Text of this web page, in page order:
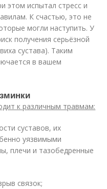
этом испытал стресс и
К счастью, это не
могли наступить. У
получения серьёзной
сустава). Таким
в вашем
к различным травмам:
суставов, их
уязвимыми
плечи и тазобедренные
связок;